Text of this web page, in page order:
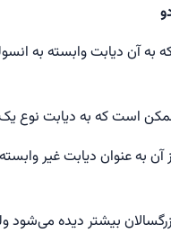
به آن دیابت وابسته به
است که به دیابت نوع
آن به عنوان دیابت غیر
بیشتر دیده